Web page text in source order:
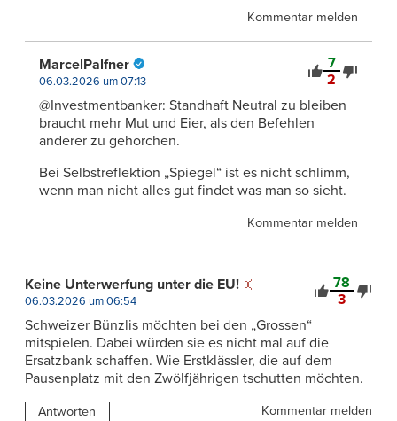
Kommentar melden
7
2
MarcelPalfner
06.03.2026 um 07:13
@Investmentbanker: Standhaft Neutral zu bleiben
braucht mehr Mut und Eier, als den Befehlen
anderer zu gehorchen.
Bei Selbstreflektion „Spiegel“ ist es nicht schlimm,
wenn man nicht alles gut findet was man so sieht.
Kommentar melden
78
3
Keine Unterwerfung unter die EU!
06.03.2026 um 06:54
Schweizer Bünzlis möchten bei den „Grossen“
mitspielen. Dabei würden sie es nicht mal auf die
Ersatzbank schaffen. Wie Erstklässler, die auf dem
Pausenplatz mit den Zwölfjährigen tschutten möchten.
Antworten Kommentar melden